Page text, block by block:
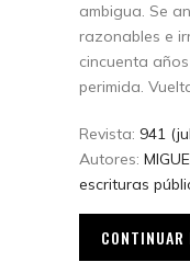
ambigua. Se
razonables e
cincuenta
perimida.
Revista: 941
Autores:
escrituras
CONTINUAR